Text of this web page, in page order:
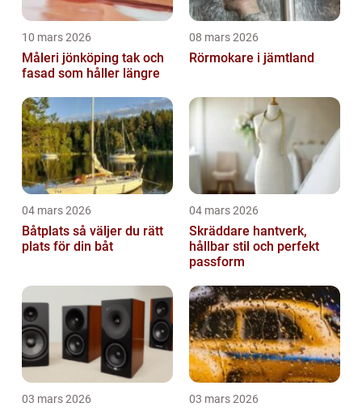
10 mars 2026
Måleri jönköping tak och
fasad som håller längre
08 mars 2026
Rörmokare i jämtland
04 mars 2026
Båtplats så väljer du rätt
plats för din båt
04 mars 2026
Skräddare hantverk,
hållbar stil och perfekt
passform
03 mars 2026 03 mars 2026